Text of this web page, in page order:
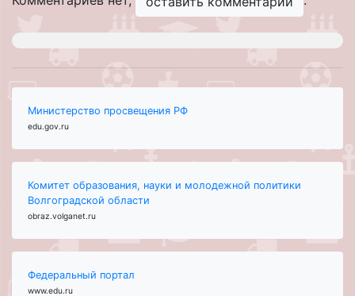
Министерство просвещения РФ
edu.gov.ru
Комитет образования, науки и молодежной политики
Волгоградской области
obraz.volganet.ru
Федеральный портал
www.edu.ru